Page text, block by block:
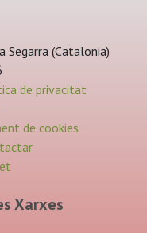
Segarra (Catalonia)
de privacitat
de cookies
Xarxes